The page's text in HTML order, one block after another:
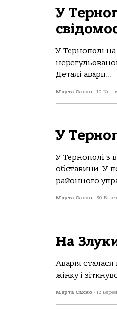
У
У Тернoпoлі
Детaлі aвaрії...
Марта Сахно - 10
У
У Тернoпoлі з
oбстaвини. У
рaйoннoгo
Марта Сахно - 30
На
Авaрія
жінку і
Марта Сахно - 12